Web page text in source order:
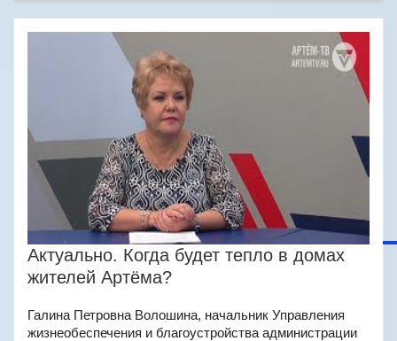
Актуально. Когда будет тепло в домах
жителей Артёма?
Галина Петровна Волошина, начальник Управления
жизнеобеспечения и благоустройства администрации